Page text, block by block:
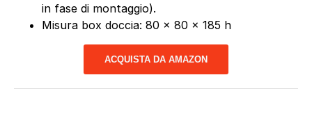
in fase di montaggio).
Misura box doccia: 80 x 80 x 185 h
ACQUISTA DA AMAZON